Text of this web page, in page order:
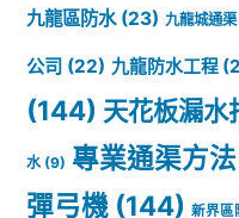
九龍區防水(23) 九龍城通渠
公司 (22) 九龍防水工程
(144) 天花板漏水
水(9) 專業通渠方法
彈弓機 (144) 新界區